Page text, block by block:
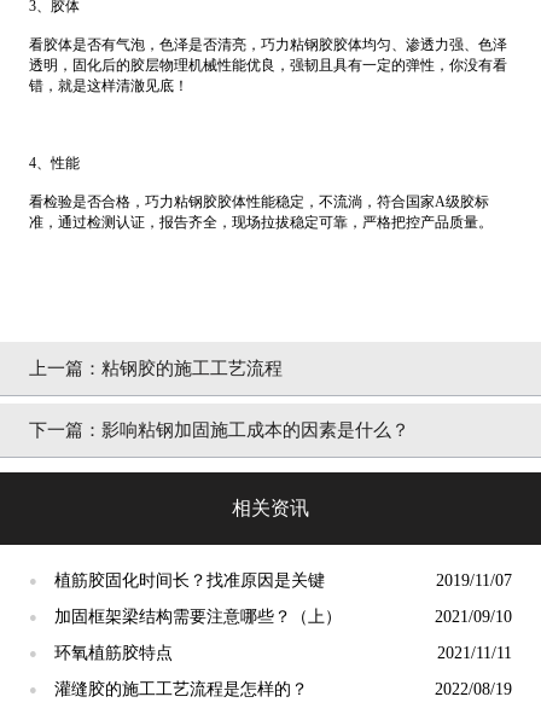
3、胶体
看胶体是否有气泡，色泽是否清亮，巧力粘钢胶胶体均匀、渗透力强、色泽
透明，固化后的胶层物理机械性能优良，强韧且具有一定的弹性，你没有看
错，就是这样清澈见底！
4、性能
看检验是否合格，巧力粘钢胶胶体性能稳定，不流淌，符合国家A级胶标
准，通过检测认证，报告齐全，现场拉拔稳定可靠，严格把控产品质量。
上一篇： 粘钢胶的施工工艺流程
下一篇： 影响粘钢加固施工成本的因素是什么？
相关资讯
● 植筋胶固化时间长？找准原因是关键 2019/11/07
● 加固框架梁结构需要注意哪些？（上） 2021/09/10
● 环氧植筋胶特点 2021/11/11
● 灌缝胶的施工工艺流程是怎样的？ 2022/08/19